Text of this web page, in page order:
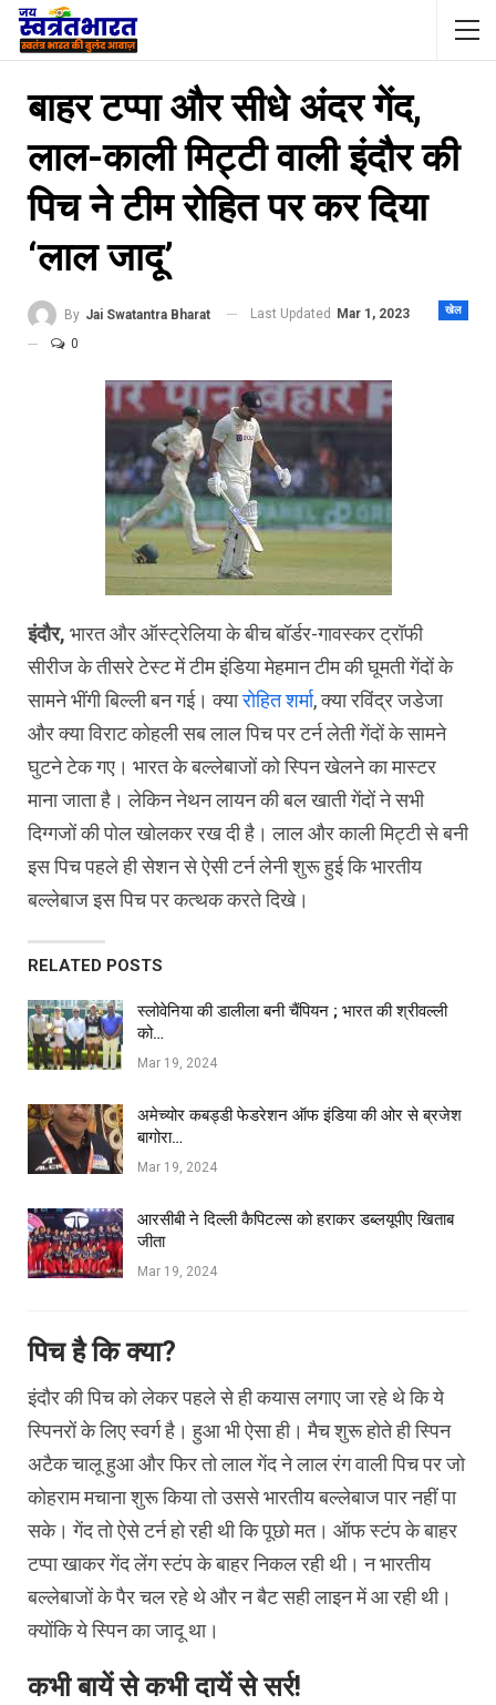
बाहर टप्पा और सीधे अंदर गेंद,
लाल-काली मिट्टी वाली इंदौर की
पिच ने टीम रोहित पर कर दिया
‘लाल जादू’
खेल
By Jai Swatantra Bharat Last Updated
Mar 1, 2023
0
इंदौर, भारत और ऑस्ट्रेलिया के बीच बॉर्डर-गावस्कर ट्रॉफी
सीरीज के तीसरे टेस्ट में टीम इंडिया मेहमान टीम की घूमती गेंदों के
सामने भींगी बिल्ली बन गई। क्यारोहित शर्मा, क्या रविंद्र जडेजा
और क्या विराट कोहली सब लाल पिच पर टर्न लेती गेंदों के सामने
घुटने टेक गए। भारत के बल्लेबाजों को स्पिन खेलने का मास्टर
माना जाता है। लेकिन नेथन लायन की बल खाती गेंदों ने सभी
दिग्गजों की पोल खोलकर रख दी है। लाल और काली मिट्टी से बनी
इस पिच पहले ही सेशन से ऐसी टर्न लेनी शुरू हुई कि भारतीय
बल्लेबाज इस पिच पर कत्थक करते दिखे।
RELATED POSTS
स्लोवेनिया की डालीला बनी चैंपियन ; भारत की श्रीवल्ली
को…
Mar 19, 2024
अमेच्योर कबड्डी फेडरेशन ऑफ इंडिया की ओर से ब्रजेश
बागोरा…
Mar 19, 2024
आरसीबी ने दिल्ली कैपिटल्स को हराकर डब्लयूपीए खिताब
जीता
Mar 19, 2024
पिच है कि क्या?
इंदौर की पिच को लेकर पहले से ही कयास लगाए जा रहे थे कि ये
स्पिनरों के लिए स्वर्ग है। हुआ भी ऐसा ही। मैच शुरू होते ही स्पिन
अटैक चालू हुआ और फिर तो लाल गेंद ने लाल रंग वाली पिच पर जो
कोहराम मचाना शुरू किया तो उससे भारतीय बल्लेबाज पार नहीं पा
सके। गेंद तो ऐसे टर्न हो रही थी कि पूछो मत। ऑफ स्टंप के बाहर
टप्पा खाकर गेंद लेंग स्टंप के बाहर निकल रही थी। न भारतीय
बल्लेबाजों के पैर चल रहे थे और न बैट सही लाइन में आ रही थी।
क्योंकि ये स्पिन का जादू था।
कभी बायें से कभी दायें से सर्र!